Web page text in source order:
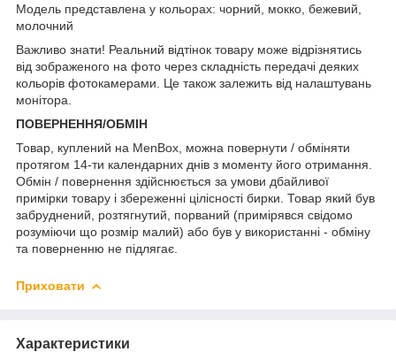
Модель представлена ​​у кольорах: чорний, мокко, бежевий,
молочний
Важливо знати! Реальний відтінок товару може відрізнятись
від зображеного на фото через складність передачі деяких
кольорів фотокамерами. Це також залежить від налаштувань
монітора.
ПОВЕРНЕННЯ/ОБМІН
Товар, куплений на MenBox, можна повернути / обміняти
протягом 14-ти календарних днів з моменту його отримання.
Обмін / повернення здійснюється за умови дбайливої
примірки товару і збереженні цілісності бирки. Товар який був
забруднений, розтягнутий, порваний (примірявся свідомо
розуміючи що розмір малий) або був у використанні - обміну
та поверненню не підлягає.
Приховати
Характеристики